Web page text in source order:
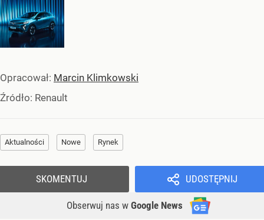
Opracował: Marcin Klimkowski
Źródło: Renault
Aktualności Nowe Rynek
UDOSTĘPNIJ
Obserwuj nas w Google News
SKOMENTUJ